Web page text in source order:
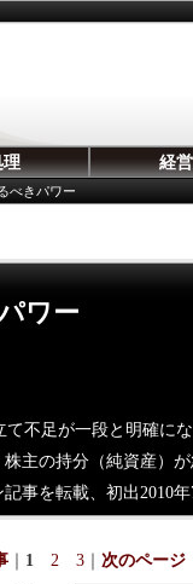
経
べきパワー
ワー
不足が一段と明確に
主の持分（純資産）
事を転載、初出2010
｜ 1 2 3｜ 次のページ